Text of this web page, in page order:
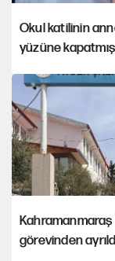
Okul katilinin
yüzüne kapatmış
Kahramanmaraş
görevinden